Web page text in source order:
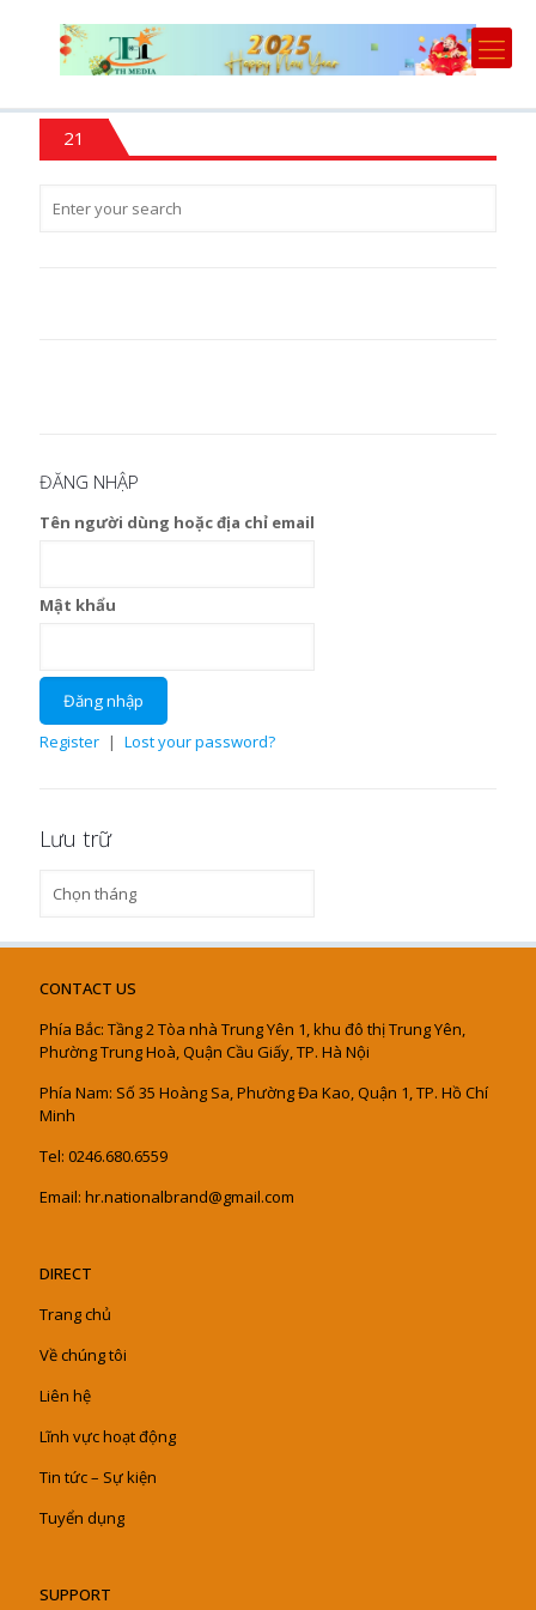
21
ĐĂNG NHẬP
Tên người dùng hoặc địa chỉ email
Mật khẩu
Register | Lost your password?
Lưu trữ
trữ
CONTACT US
Phía Bắc: Tầng 2 Tòa nhà Trung Yên 1, khu đô thị Trung Yên,
Phường Trung Hoà, Quận Cầu Giấy, TP. Hà Nội
Phía Nam: Số 35 Hoàng Sa, Phường Đa Kao, Quận 1, TP. Hồ Chí
Minh
Tel: 0246.680.6559
Email: hr.nationalbrand@gmail.com
DIRECT
Trang chủ
Về chúng tôi
Liên hệ
Lĩnh vực hoạt động
Tin tức – Sự kiện
Tuyển dụng
SUPPORT